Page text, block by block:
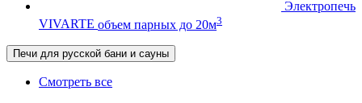
Электропечь
VIVARTE объем парных до 20м3
Печи для русской бани и сауны
Смотреть все